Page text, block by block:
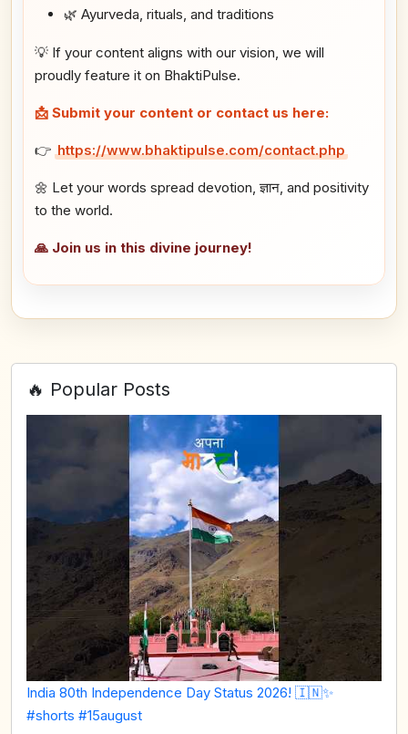
🌿 Ayurveda, rituals, and traditions
💡 If your content aligns with our vision, we will
proudly feature it on BhaktiPulse.
📩 Submit your content or contact us here:
👉 https://www.bhaktipulse.com/contact.php
🌼 Let your words spread devotion, ज्ञान, and positivity
to the world.
🙏 Join us in this divine journey!
🔥 Popular Posts
India 80th Independence Day Status 2026! 🇮🇳✨
#shorts #15august